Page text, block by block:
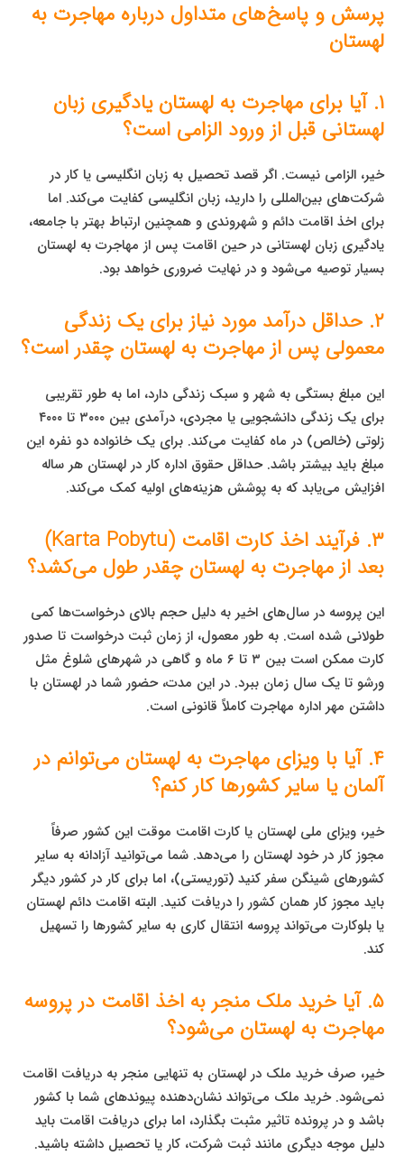
پرسش و پاسخ‌های متداول درباره مهاجرت به
لهستان
۱. آیا برای مهاجرت به لهستان یادگیری زبان
لهستانی قبل از ورود الزامی است؟
خیر، الزامی نیست. اگر قصد تحصیل به زبان انگلیسی یا کار در
شرکت‌های بین‌المللی را دارید، زبان انگلیسی کفایت می‌کند. اما
برای اخذ اقامت دائم و شهروندی و همچنین ارتباط بهتر با جامعه،
یادگیری زبان لهستانی در حین اقامت پس از مهاجرت به لهستان
بسیار توصیه می‌شود و در نهایت ضروری خواهد بود.
۲. حداقل درآمد مورد نیاز برای یک زندگی
معمولی پس از مهاجرت به لهستان چقدر است؟
این مبلغ بستگی به شهر و سبک زندگی دارد، اما به طور تقریبی
برای یک زندگی دانشجویی یا مجردی، درآمدی بین ۳۰۰۰ تا ۴۰۰۰
زلوتی (خالص) در ماه کفایت می‌کند. برای یک خانواده دو نفره این
مبلغ باید بیشتر باشد. حداقل حقوق اداره کار در لهستان هر ساله
افزایش می‌یابد که به پوشش هزینه‌های اولیه کمک می‌کند.
۳. فرآیند اخذ کارت اقامت (Karta Pobytu)
بعد از مهاجرت به لهستان چقدر طول می‌کشد؟
این پروسه در سال‌های اخیر به دلیل حجم بالای درخواست‌ها کمی
طولانی شده است. به طور معمول، از زمان ثبت درخواست تا صدور
کارت ممکن است بین ۳ تا ۶ ماه و گاهی در شهرهای شلوغ مثل
ورشو تا یک سال زمان ببرد. در این مدت، حضور شما در لهستان با
داشتن مهر اداره مهاجرت کاملاً قانونی است.
۴. آیا با ویزای مهاجرت به لهستان می‌توانم در
آلمان یا سایر کشورها کار کنم؟
خیر، ویزای ملی لهستان یا کارت اقامت موقت این کشور صرفاً
مجوز کار در خود لهستان را می‌دهد. شما می‌توانید آزادانه به سایر
کشورهای شینگن سفر کنید (توریستی)، اما برای کار در کشور دیگر
باید مجوز کار همان کشور را دریافت کنید. البته اقامت دائم لهستان
یا بلوکارت می‌تواند پروسه انتقال کاری به سایر کشورها را تسهیل
کند.
۵. آیا خرید ملک منجر به اخذ اقامت در پروسه
مهاجرت به لهستان می‌شود؟
خیر، صرف خرید ملک در لهستان به تنهایی منجر به دریافت اقامت
نمی‌شود. خرید ملک می‌تواند نشان‌دهنده پیوندهای شما با کشور
باشد و در پرونده تاثیر مثبت بگذارد، اما برای دریافت اقامت باید
دلیل موجه دیگری مانند ثبت شرکت، کار یا تحصیل داشته باشید.